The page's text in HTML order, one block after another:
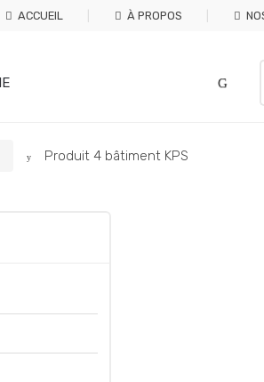
ACCUEIL À PROPOS
Produit 4 bâtiment KPS